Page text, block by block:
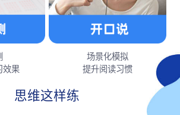
效果
场景化模拟
提升阅读习惯
思维这样练